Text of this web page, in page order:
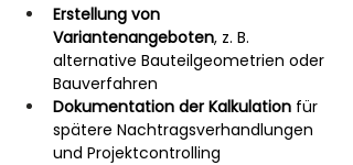
Erstellung von
Variantenangeboten, z. B.
alternative Bauteilgeometrien oder
Bauverfahren
Dokumentation der Kalkulation für
spätere Nachtragsverhandlungen
und Projektcontrolling